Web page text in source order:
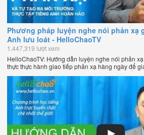
Phương pháp luyện nghe nói phản xạ
Anh lưu loát - HelloChaoTV
1,447,319 lượt xem
HelloChaoTV: Hướng dẫn luyện nghe nói phản
thực thực hành giao tiếp phản xạ hàng ngày để
loát như người bản xứ của thầy Phạm Việt Thắng
HelloChao.vn - Chương trình dạy tiếng Anh trực
giới.